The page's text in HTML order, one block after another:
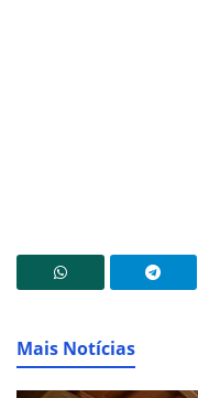
Mais Notícias